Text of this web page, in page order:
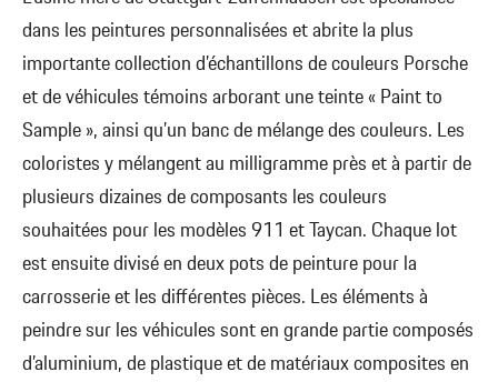
dans les peintures personnalisées et abrite la plus
importante collection d’échantillons de couleurs Porsche
et de véhicules témoins arborant une teinte « Paint to
Sample », ainsi qu’un banc de mélange des couleurs. Les
coloristes y mélangent au milligramme près et à partir de
plusieurs dizaines de composants les couleurs
souhaitées pour les modèles 911 et Taycan. Chaque lot
est ensuite divisé en deux pots de peinture pour la
carrosserie et les différentes pièces. Les éléments à
peindre sur les véhicules sont en grande partie composés
d’aluminium, de plastique et de matériaux composites en